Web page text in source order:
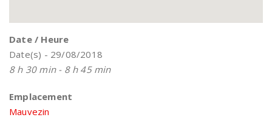
Date / Heure
Date(s) - 29/08/2018
8 h 30 min - 8 h 45 min
Emplacement
Mauvezin